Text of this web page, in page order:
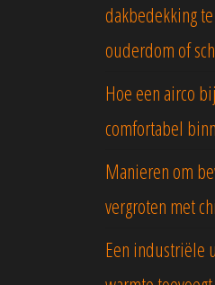
dakbedekking
ouderdom of
Hoe een airco
comfortabel
Manieren om
vergroten met
Een industriële